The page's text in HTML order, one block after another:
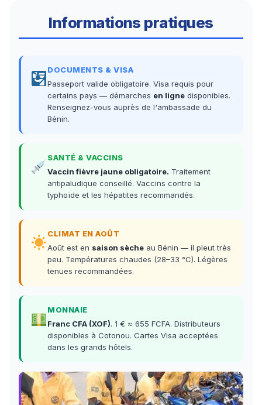
Informations pratiques
DOCUMENTS & VISA
Passeport valide obligatoire. Visa requis pour
certains pays — démarches en ligne disponibles.
Renseignez-vous auprès de l'ambassade du
Bénin.
SANTÉ & VACCINS
Vaccin fièvre jaune obligatoire. Traitement
antipaludique conseillé. Vaccins contre la
typhoïde et les hépatites recommandés.
CLIMAT EN AOÛT
Août est en saison sèche au Bénin — il pleut très
peu. Températures chaudes (28–33 °C). Légères
tenues recommandées.
MONNAIE
Franc CFA (XOF). 1 € ≈ 655 FCFA. Distributeurs
disponibles à Cotonou. Cartes Visa acceptées
dans les grands hôtels.